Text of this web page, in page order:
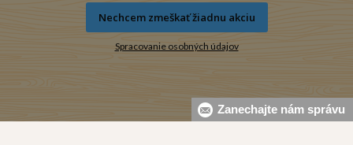
Knihy pre každého
Zásady ochrany osobných údajov čl.13
Zásady ochrany osobných údajov čl.14
Zanechajte nám správu
Nechcem zmeškať žiadnu akciu
Spracovanie osobných údajov